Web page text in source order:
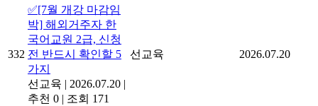
332
✅[7월 개강 마감임
박] 해외거주자 한
국어교원 2급, 신청
전 반드시 확인할 5
가지
선교육 | 2026.07.20 |
추천 0 | 조회 171
선교육 2026.07.20